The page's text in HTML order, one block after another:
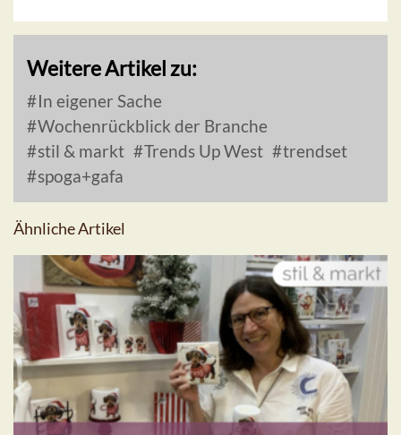
Weitere Artikel zu:
In eigener Sache
Wochenrückblick der Branche
stil & markt
Trends Up West
trendset
spoga+gafa
Ähnliche Artikel